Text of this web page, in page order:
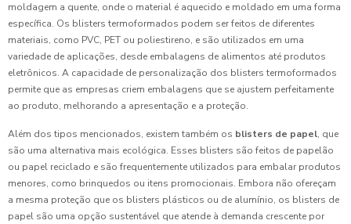
moldagem a quente, onde o material é aquecido e moldado em uma forma
específica. Os blisters termoformados podem ser feitos de diferentes
materiais, como PVC, PET ou poliestireno, e são utilizados em uma
variedade de aplicações, desde embalagens de alimentos até produtos
eletrônicos. A capacidade de personalização dos blisters termoformados
permite que as empresas criem embalagens que se ajustem perfeitamente
ao produto, melhorando a apresentação e a proteção.
Além dos tipos mencionados, existem também os blisters de papel, que
são uma alternativa mais ecológica. Esses blisters são feitos de papelão
ou papel reciclado e são frequentemente utilizados para embalar produtos
menores, como brinquedos ou itens promocionais. Embora não ofereçam
a mesma proteção que os blisters plásticos ou de alumínio, os blisters de
papel são uma opção sustentável que atende à demanda crescente por